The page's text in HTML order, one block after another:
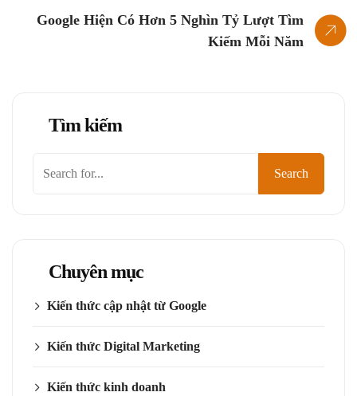
Google Hiện Có Hơn 5 Nghìn Tỷ Lượt Tìm
Kiếm Mỗi Năm
Tìm kiếm
Search
Chuyên mục
Kiến thức cập nhật từ Google
Kiến thức Digital Marketing
Kiến thức kinh doanh